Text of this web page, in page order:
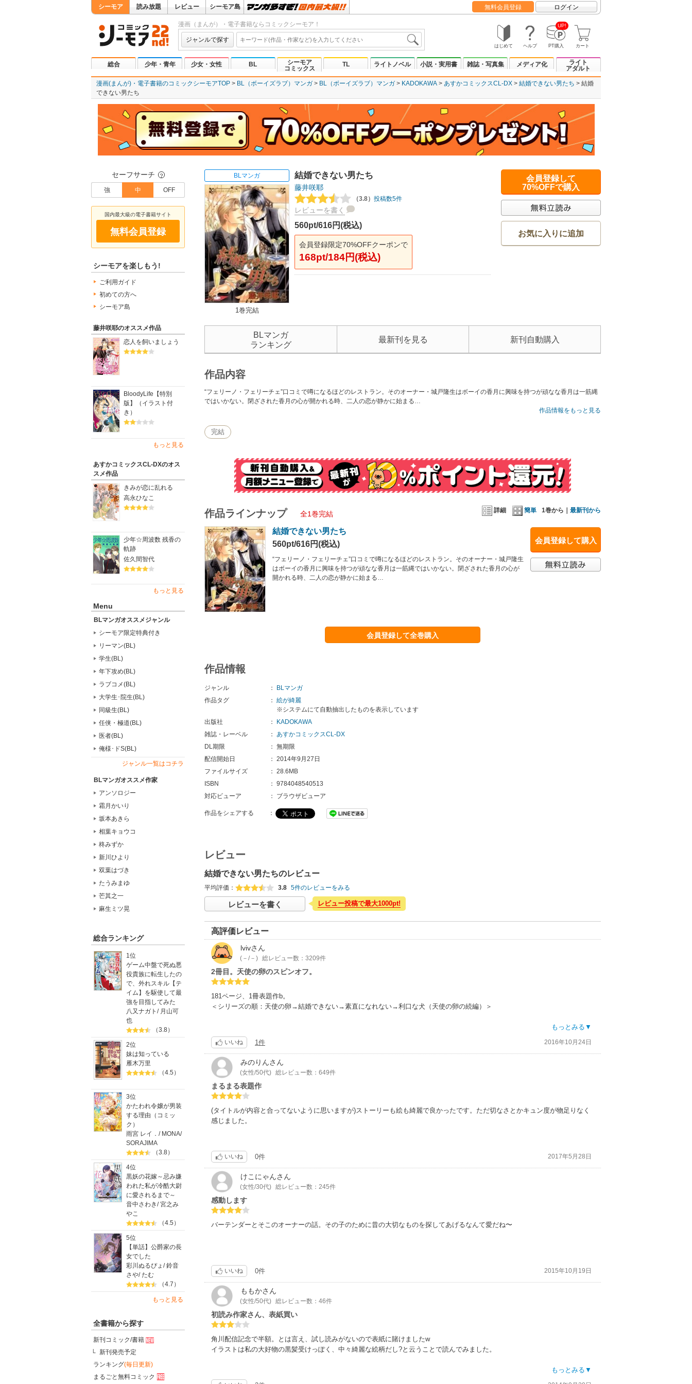
シーモア 読み放題 レビュー シーモア島 無料会員登録 ログイン
漫画（まんが）・電子書籍ならコミックシーモア！
ジャンルで探す
はじめて ヘルプ
UP!
PT購入 カート
総合 少年・青年 少女・女性 BL
シーモア
コミックス
TL ライトノベル 小説・実用書 雑誌・写真集 メディア化
ライト
アダルト
漫画(まんが)・電子書籍のコミックシーモアTOP BL（ボーイズラブ）マンガ BL（ボーイズラブ）マンガ KADOKAWA あすかコミックスCL-DX 結婚できない男たち
結婚
できない男たち
セーフサーチ ？
強 中 OFF
国内最大級の電子書籍サイト
無料会員登録
シーモアを楽しもう!
ご利用ガイド
初めての方へ
シーモア島
藤井咲耶のオススメ作品
恋人を飼いましょう
BloodyLife【特別
版】（イラスト付
き）
もっと見る
あすかコミックスCL-DXのオス
スメ作品
きみが恋に乱れる
高永ひなこ
少年☆周波数 残香の
軌跡
佐久間智代
もっと見る
Menu
BLマンガオススメジャンル
シーモア限定特典付き
リーマン(BL)
学生(BL)
年下攻め(BL)
ラブコメ(BL)
大学生･院生(BL)
同級生(BL)
任侠・極道(BL)
医者(BL)
俺様･ドS(BL)
ジャンル一覧はコチラ
BLマンガオススメ作家
アンソロジー
霜月かいり
坂本あきら
相葉キョウコ
柊みずか
新川ひより
双葉はづき
たうみまゆ
芒其之一
麻生ミツ晃
総合ランキング
1位
ゲーム中盤で死ぬ悪
役貴族に転生したの
で、外れスキル【テ
イム】を駆使して最
強を目指してみた
八又ナガト / 月山可
也
（3.8）
2位
妹は知っている
雁木万里
（4.5）
3位
かたわれ令嬢が男装
する理由（コミッ
ク）
雨宮 レイ． / MONA/
SORAJIMA
（3.8）
4位
黒妖の花嫁～忌み嫌
われた私が冷酷大尉
に愛されるまで～
音中さわき/宮之み
やこ
（4.5）
5位
【単話】公爵家の長
女でした
彩川ぬるぴょ /鈴音
さや/たむ
（4.7）
もっと見る
全書籍から探す
新刊コミック/書籍
新刊発売予定
ランキング(毎日更新)
まるごと無料コミック
BLマンガ
1巻完結
結婚できない男たち
藤井咲耶
（3.8） 投稿数5件
レビューを書く
560pt/616円(税込)
会員登録限定70%OFFクーポンで
168pt/184円(税込)
会員登録して
70%OFFで購入
お気に入りに追加
BLマンガ
ランキング
最新刊を見る 新刊自動購入
作品内容
“フェリーノ・フェリーチェ”口コミで噂になるほどのレストラン。そのオーナー・城戸隆生はボーイの香月に興味を持つが頑なな香月は一筋縄
ではいかない。閉ざされた香月の心が開かれる時、二人の恋が静かに始まる…
作品情報をもっと見る
完結
詳細 簡単 1巻から｜ 最新刊から
作品ラインナップ 全1巻完結
会員登録して購入
結婚できない男たち
560pt/616円(税込)
“フェリーノ・フェリーチェ”口コミで噂になるほどのレストラン。そのオーナー・城戸隆生
はボーイの香月に興味を持つが頑なな香月は一筋縄ではいかない。閉ざされた香月の心が
開かれる時、二人の恋が静かに始まる…
会員登録して全巻購入
作品情報
ジャンル ：
BLマンガ
作品タグ
： 絵が綺麗
※システムにて自動抽出したものを表示しています
出版社
：
KADOKAWA
雑誌・レーベル
：
あすかコミックスCL-DX
DL期限
： 無期限
配信開始日
： 2014年9月27日
ファイルサイズ
： 28.6MB
ISBN
： 9784048540513
対応ビューア
： ブラウザビューア
作品をシェアする ：
レビュー
結婚できない男たちのレビュー
平均評価： 3.8 5件のレビューをみる
レビューを書く レビュー投稿で最大1000pt!
高評価レビュー
lvivさん
(－/－) 総レビュー数：3209件
2冊目。天使の卵のスピンオフ。
181ページ、1冊表題作b。
＜シリーズの順：天使の卵→結婚できない→素直になれない→利口な犬（天使の卵の続編）＞
お話も良かったですがさらっと読めました。
確かにもう少し深みがあったら尚良しでしたがバイオリンの逸話が良かったです。
バイオリン弾くところをもっと見たかったー！
私は本作から読みましたが、あとがきで天使の卵料理の5年後でスピンオフだったとわかりました。
読んでるときはまったく気づかなかったので、これ1冊でも読めます。
後からシリーズ全読しましたが、3冊目までは話の内容に続きはないので関連作とはいえどれも1冊でも読める。
4冊目・利口な犬と馬鹿な犬だけは1冊目の続編。
シリーズはどれも本作のレストランを舞台にしたお話。
1冊目のシェフ倉橋英二のみ全シリーズで登場してます。
本作だけだと星4,5ですが、シリーズで読んで星5。
もっとみる▼
いいね 1件 2016年10月24日
みのりんさん
(女性/50代) 総レビュー数：649件
まるまる表題作
(タイトルが内容と合ってないように思いますが)ストーリーも絵も綺麗で良かったです。ただ切なさとかキュン度が物足りなく
感じました。
いいね 0件 2017年5月28日
けこにゃんさん
(女性/30代) 総レビュー数：245件
感動します
バーテンダーとそこのオーナーの話。その子のために昔の大切なものを探してあげるなんて愛だね〜
いいね 0件 2015年10月19日
ももかさん
(女性/50代) 総レビュー数：46件
初読み作家さん、表紙買い
角川配信記念で半額。とは言え、試し読みがないので表紙に賭けましたw
イラストは私の大好物の黒髪受けっぽく、中々綺麗な絵柄だし?と云うことで読んでみました。
家庭の事情から他人の親切を拒む香月に、昔
もっとみる▼